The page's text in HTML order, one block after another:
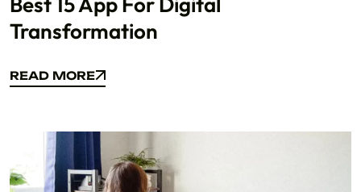
Transformation
READ MORE
READ MORE